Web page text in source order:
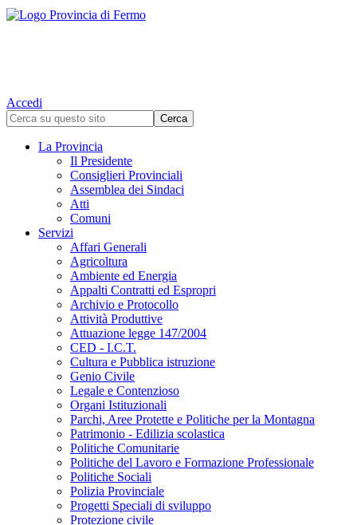
Accedi
La Provincia
Il Presidente
Consiglieri Provinciali
Assemblea dei Sindaci
Atti
Comuni
Servizi
Affari Generali
Agricoltura
Ambiente ed Energia
Appalti Contratti ed Espropri
Archivio e Protocollo
Attività Produttive
Attuazione legge 147/2004
CED - I.C.T.
Cultura e Pubblica istruzione
Genio Civile
Legale e Contenzioso
Organi Istituzionali
Parchi, Aree Protette e Politiche per la Montagna
Patrimonio - Edilizia scolastica
Politiche Comunitarie
Politiche del Lavoro e Formazione Professionale
Politiche Sociali
Polizia Provinciale
Progetti Speciali di sviluppo
Protezione civile